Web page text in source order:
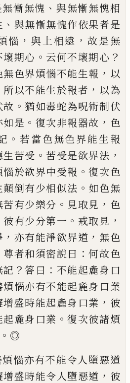
無慚無愧 、 與無慚無愧相
、 與無慚無愧作依果者是
惱 ， 與上相遠 ， 故是無
期心 。 云何不壞期心 ？
無色界煩惱不能生報 ， 以
所以不能生於報者 ， 以為
故 。猶如毒蛇為呪術制伏
如是 。 復次非報器故 ， 色
。若當色無色界能生報
生苦受 。苦受是欲界法 ，
惱於欲界中受報 。復次色
顛倒有少相似法 。 如色無
苦有少樂分 。 見取見 ， 色
彼有少分第一 。 戒取見 ，
， 亦有能淨欲界道 ， 無色
尊者和須密說曰 ：何故色
？答 曰 ： 不能起麁身口
煩惱亦有不能起麁身口業
增盛時能起麁身口業 ， 彼
麁身 口業 。復次彼諸煩
。 ◎
惱亦有不能令人墮惡道
增盛時能令人墮惡道 ， 彼